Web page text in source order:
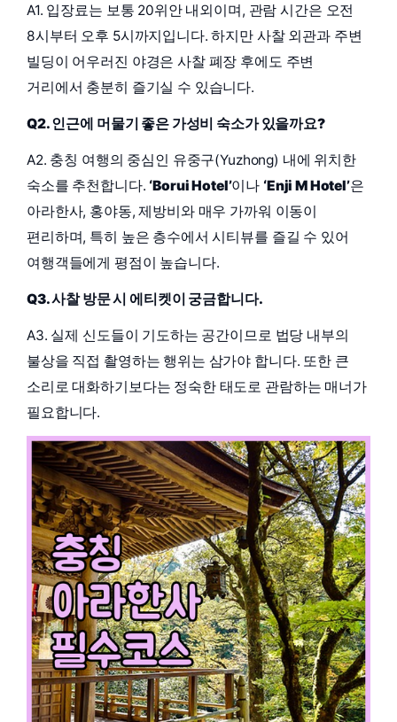
A1. 입장료는 보통 20위안 내외이며, 관람 시간은 오전
8시부터 오후 5시까지입니다. 하지만 사찰 외관과 주변
빌딩이 어우러진 야경은 사찰 폐장 후에도 주변
거리에서 충분히 즐기실 수 있습니다.
Q2. 인근에 머물기 좋은 가성비 숙소가 있을까요?
A2. 충칭 여행의 중심인 유중구(Yuzhong) 내에 위치한
숙소를 추천합니다. ‘Borui Hotel’이나 ‘Enji M Hotel’은
아라한사, 홍야동, 제방비와 매우 가까워 이동이
편리하며, 특히 높은 층수에서 시티뷰를 즐길 수 있어
여행객들에게 평점이 높습니다.
Q3. 사찰 방문 시 에티켓이 궁금합니다.
A3. 실제 신도들이 기도하는 공간이므로 법당 내부의
불상을 직접 촬영하는 행위는 삼가야 합니다. 또한 큰
소리로 대화하기보다는 정숙한 태도로 관람하는 매너가
필요합니다.